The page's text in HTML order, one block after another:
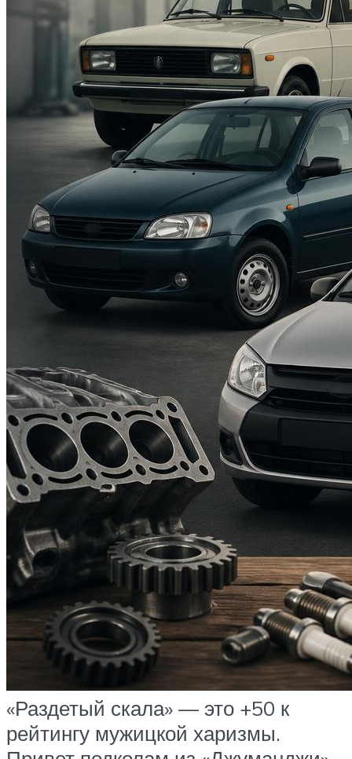
«Раздетый скала» — это +50 к
рейтингу мужицкой харизмы.